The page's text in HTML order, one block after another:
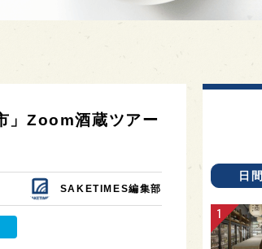
」Zoom酒蔵ツアー
SAKETIMES編集部
日間